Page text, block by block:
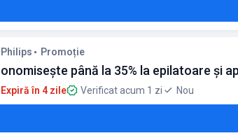
Philips Promoție
până la 35% la epilatoare și
Expiră în 4 zile Verificat acum 1 zi Nou